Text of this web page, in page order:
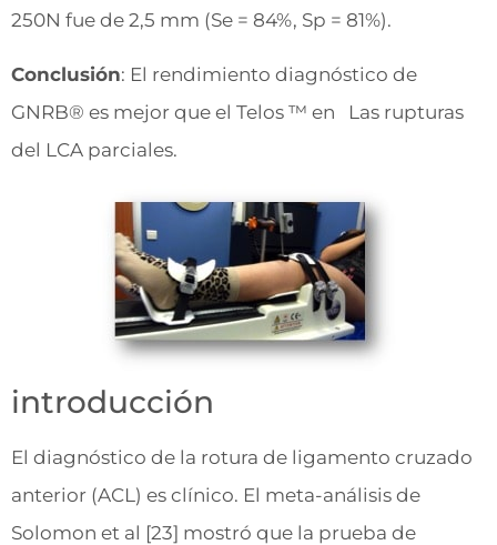
250N fue de 2,5 mm (Se = 84%, Sp = 81%).
Conclusión: El rendimiento diagnóstico de
GNRB® es mejor que el Telos ™ en Las rupturas
del LCA parciales.
introducción
El diagnóstico de la rotura de ligamento cruzado
anterior (ACL) es clínico. El meta-análisis de
Solomon et al [23] mostró que la prueba de